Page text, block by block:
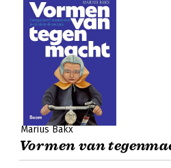
Marius Bakx
Vormen van